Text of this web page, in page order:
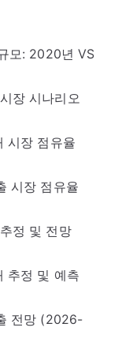
모: 2020년 VS
장 시나리오
시장 점유율
시장 점유율
정 및 전망
추정 및 예측
전망 (2026-